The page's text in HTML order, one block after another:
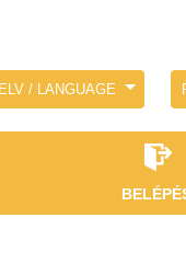
/ LANGUAGE